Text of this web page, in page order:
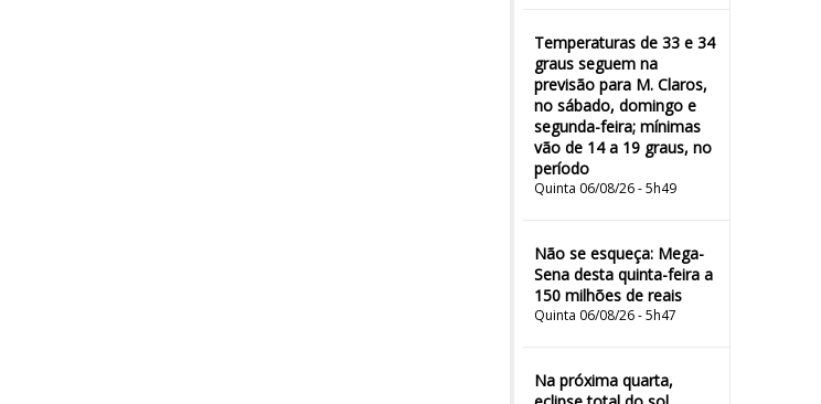
Temperaturas de 33 e 34
graus seguem na
previsão para M. Claros,
no sábado, domingo e
segunda-feira; mínimas
vão de 14 a 19 graus, no
período
Quinta 06/08/26 - 5h49
Não se esqueça: Mega-
Sena desta quinta-feira a
150 milhões de reais
Quinta 06/08/26 - 5h47
Na próxima quarta,